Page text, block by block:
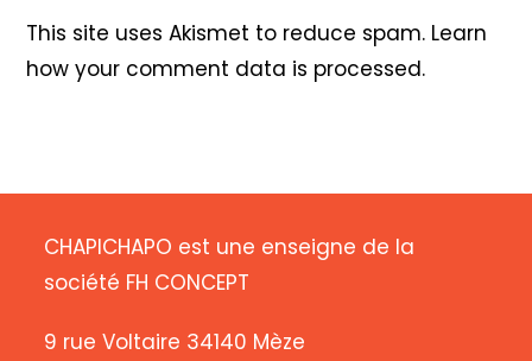
This site uses Akismet to reduce spam. Learn
how your comment data is processed.
CHAPICHAPO est une enseigne de la
société FH CONCEPT
9 rue Voltaire 34140 Mèze